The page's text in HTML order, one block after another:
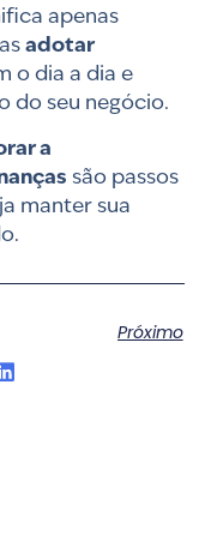
apenas
adotar
o dia a dia e
do seu negócio.
a
são passos
manter sua
Próximo